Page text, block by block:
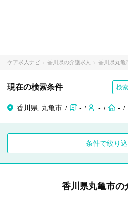
ケア求人ナビ 香川県の介護求人 香川県丸亀
現在の検索条件 検
香川県, 丸亀市 - - -
条件で絞り
香川県丸亀市の